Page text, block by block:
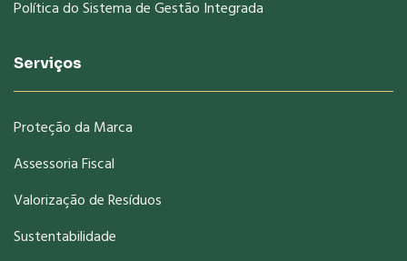
Política do Sistema de Gestão Integrada
Serviços
Proteção da Marca
Assessoria Fiscal
Valorização de Resíduos
Sustentabilidade